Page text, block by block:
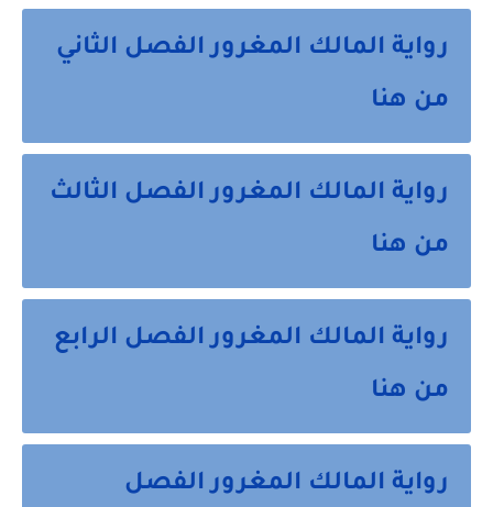
رواية المالك المغرور الفصل الثاني
من هنا
رواية المالك المغرور الفصل الثالث
من هنا
رواية المالك المغرور الفصل الرابع
من هنا
رواية المالك المغرور الفصل